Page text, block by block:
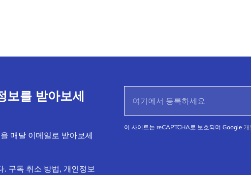
보를 받아보세
매달 이메일로 받아보세
. 구독 취소 방법, 개인정보
이 사이트는 reCAPTCHA로 보호되며 Google 개